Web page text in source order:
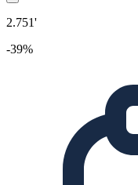
2.751'
-39%